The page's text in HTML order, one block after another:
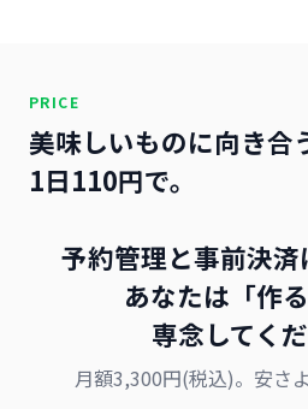
PRICE
美味しいものに向き合
1日110円で。
予約管理と事前決
あなたは「作
専念してくだ
月額3,300円(税込)。安さ